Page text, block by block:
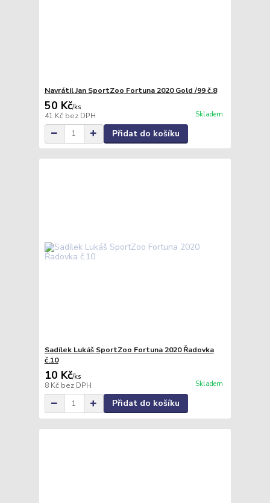
Navrátil Jan SportZoo Fortuna 2020 Gold /99 č.8
50 Kč/ks
41 Kč bez DPH Skladem
Přidat do košíku
Sadílek Lukáš SportZoo Fortuna 2020 Řadovka
č.10
10 Kč/ks
8 Kč bez DPH Skladem
Přidat do košíku